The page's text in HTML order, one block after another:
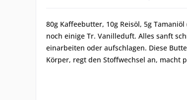
80g Kaffeebutter, 10g Reisöl, 5g
noch einige Tr. Vanilleduft. Alles sanft
einarbeiten oder aufschlagen. Diese
Körper, regt den Stoffwechsel an, macht